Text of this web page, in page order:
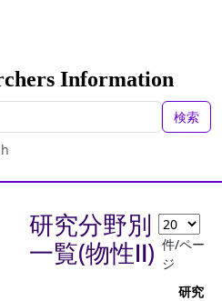
Information
検索
研究分野別
一覧(物性Ⅱ) 件/ペー
ジ
研究